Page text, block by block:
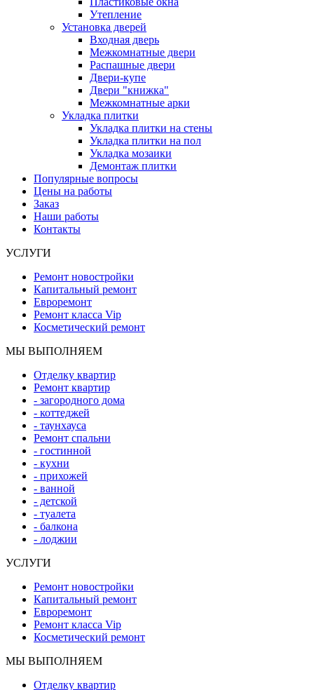
Утепление
Установка дверей
Входная дверь
Межкомнатные двери
Распашные двери
Двери-купе
Двери "книжка"
Межкомнатные арки
Укладка плитки
Укладка плитки на стены
Укладка плитки на пол
Укладка мозаики
Демонтаж плитки
Популярные вопросы
Цены на работы
Заказ
Наши работы
Контакты
УСЛУГИ
Ремонт новостройки
Капитальный ремонт
Евроремонт
Ремонт класса Vip
Косметический ремонт
МЫ ВЫПОЛНЯЕМ
Отделку квартир
Ремонт квартир
- загородного дома
- коттеджей
- таунхауса
Ремонт спальни
- гостинной
- кухни
- прихожей
- ванной
- детской
- туалета
- балкона
- лоджии
УСЛУГИ
Ремонт новостройки
Капитальный ремонт
Евроремонт
Ремонт класса Vip
Косметический ремонт
МЫ ВЫПОЛНЯЕМ
Отделку квартир